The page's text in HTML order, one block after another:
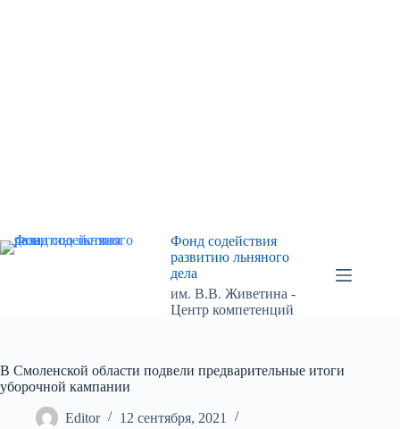
Фонд содействия
развитию льняного
дела
им. В.В. Живетина -
Центр компетенций
В Смоленской области подвели предварительные итоги
уборочной кампании
Editor
12 сентября, 2021